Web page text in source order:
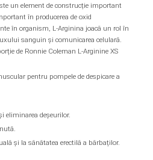
un element de construcție important
în producerea de oxid
în organism, L-Arginina joacă un rol în
sanguin și comunicarea celulară.
de Ronnie Coleman L-Arginine XS
pentru pompele de despicare a
eliminarea deșeurilor.
și la sănătatea erectilă a bărbaților.